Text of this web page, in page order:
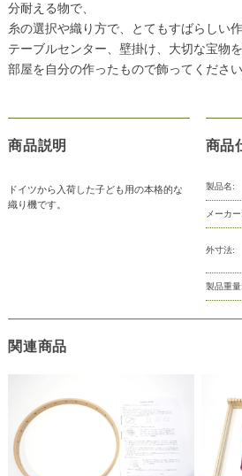
分耐える物で、
糸の選択や織り方で、とてもすばらしい
テーブルセンター、壁掛け、大切な宝物
部屋を自分の作ったもので飾ってください
商品説明
ドイツから入荷した子ども用の本格的な
織り機です。
商品
製品名:
メーカー:
外寸法:
製品重量:
関連商品